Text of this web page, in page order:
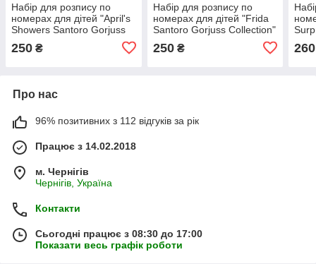
Набір для розпису по
номерах для дітей "April's
Showers Santoro Gorjuss
250 ₴
Набір для розпису по
номерах для дітей "Frida
Santoro Gorjuss Collection"
250₴
Bu
260
Про нас
96% позитивних з 112 відгуків за рік
Працює з 14.02.2018
м. Чернігів
Чернігів, Україна
Контакти
Сьогодні працює з 08:30 до 17:00
Показати весь графік роботи